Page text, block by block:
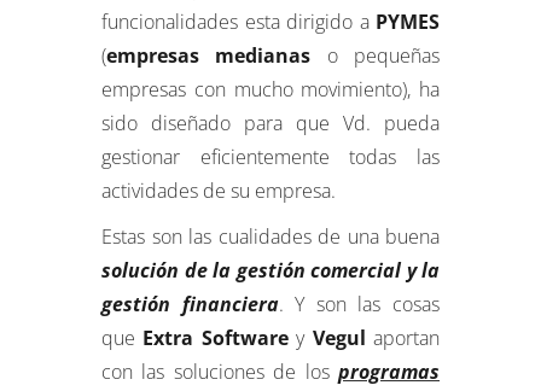
funcionalidades esta dirigido a PYMES
(empresas medianas o pequeñas
empresas con mucho movimiento), ha
sido diseñado para que Vd. pueda
gestionar eficientemente todas las
actividades de su empresa.
Estas son las cualidades de una buena
solución de la gestión comercial y la
gestión financiera. Y son las cosas
que Extra Softwarey Vegul aportan
con las soluciones de los programas